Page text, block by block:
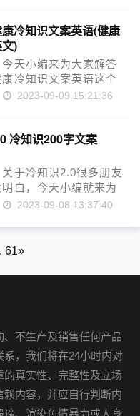
注收藏下本站，您的
们最大的动力，……
冷知识文案英语(健康
)
天小编来为大家解答
冷知识文案英语这个
小知识英文很多人还
目好有关身体健康的
2023-09-09 15:21:36
冷知识200字文案
于冷知识2.0很多朋友
白，今天小编就来为
于冷知识200字文案的
吗冷知识怎么样变现
2023-09-08 13:37:40
61»
不生产及销售任何产品
系，我们将在24小时内对
真实性、完整性及立场
内容，并应自行判断内